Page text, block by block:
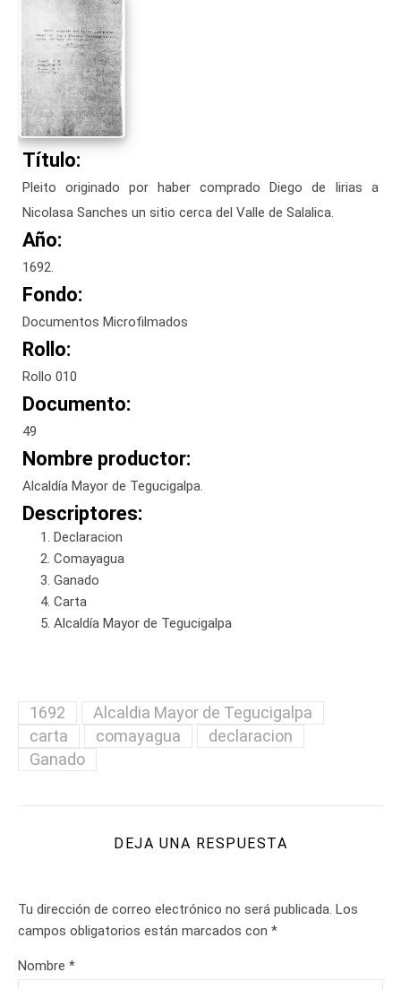
Título:
Pleito originado por haber comprado Diego de Iirias a
Nicolasa Sanches un sitio cerca del Valle de Salalica.
Año:
1692.
Fondo:
Documentos Microfilmados
Rollo:
Rollo 010
Documento:
49
Nombre productor:
Alcaldía Mayor de Tegucigalpa.
Descriptores:
Declaracion
Comayagua
Ganado
Carta
Alcaldía Mayor de Tegucigalpa
1692
Alcaldia Mayor de Tegucigalpa
carta
comayagua
declaracion
Ganado
DEJA UNA RESPUESTA
Tu dirección de correo electrónico no será publicada. Los
campos obligatorios están marcados con *
Nombre *